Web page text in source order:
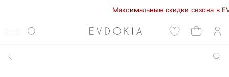
Максимальные скидки сезона в